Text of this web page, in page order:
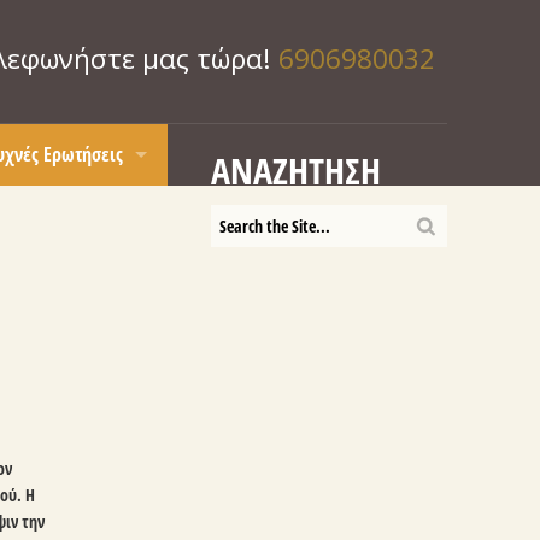
μας τώρα! 6906980032
Ερωτήσεις
είναι η Mοριοσανίδα-novopan
είναι η μελαμίνη
ΑΝΑΖΉΤΗΣΗ
Η
την